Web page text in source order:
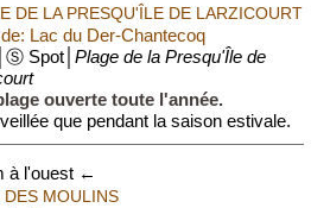
DE LA PRESQU'ÎLE DE LARZICOURT
Lac du Der-Chantecoq
Spot│Plage de la Presqu'Île de
ouverte toute l'année.
que pendant la saison estivale.
à l'ouest ←
DES MOULINS